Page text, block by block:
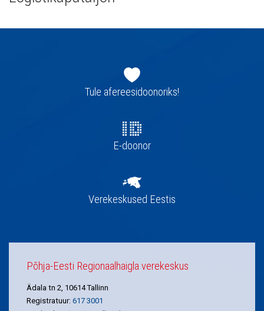
navigatsioonTule afereesidoonoriks!
E-doonor
Verekeskused Eestis
Põhja-Eesti Regionaalhaigla verekeskus
Ädala tn 2, 10614 Tallinn
Registratuur: 617 3001